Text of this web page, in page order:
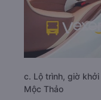
c. Lộ trình, giờ
Mộc Thảo